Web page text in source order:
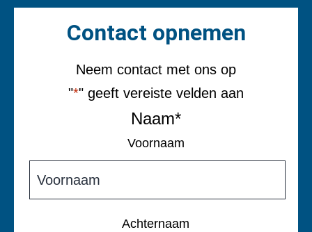
Contact opnemen
Neem contact met ons op
"*" geeft vereiste velden aan
Naam*
Voornaam
Achternaam